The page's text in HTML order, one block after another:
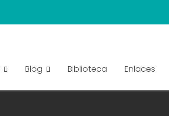
Blog Biblioteca Enlaces